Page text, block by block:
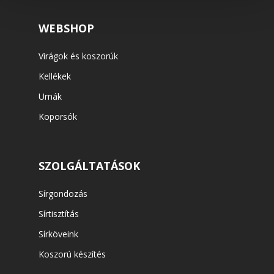
WEBSHOP
Virágok és koszorúk
Kellékek
Urnák
Koporsók
SZOLGÁLTATÁSOK
Sírgondozás
Sírtisztítás
Sírköveink
Koszorú készítés